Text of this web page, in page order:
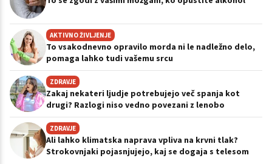
AKTIVNO ŽIVLJENJE
To vsakodnevno opravilo morda ni le nadležno delo,
pomaga lahko tudi vašemu srcu
ZDRAVJE
Zakaj nekateri ljudje potrebujejo več spanja kot
drugi? Razlogi niso vedno povezani z lenobo
ZDRAVJE
Ali lahko klimatska naprava vpliva na krvni tlak?
Strokovnjaki pojasnjujejo, kaj se dogaja s telesom